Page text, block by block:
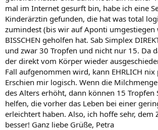
mal im Internet gesurft bin, habe ich eine
Kinderärztin gefunden, die hat was total
zumindest (bis wir auf Aponti umgestiegen
BISSCHEN geholfen hat. Sab Simplex
und zwar 30 Tropfen und nicht nur 15. Da
der direkt vom Körper wieder
Fall aufgenommen wird, kann EHRLICH nix
Erschien mir logisch. Wenn die
des Alters erhöht, dann können 15 Tropfen
helfen, die vorher das Leben bei einer
erleichtert haben. Also, ich hoffe sehr, dem
besser! Ganz liebe Grüße, Petra